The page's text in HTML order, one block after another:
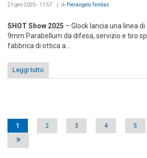
21 gen 2025 - 11:57 di Pierangelo Tendas
SHOT Show 2025 – Glock lancia una linea
9mm Parabellum da difesa, servizio e tiro
fabbrica di ottica a...
Leggi tutto
Pages
1 2 3 4 5
»